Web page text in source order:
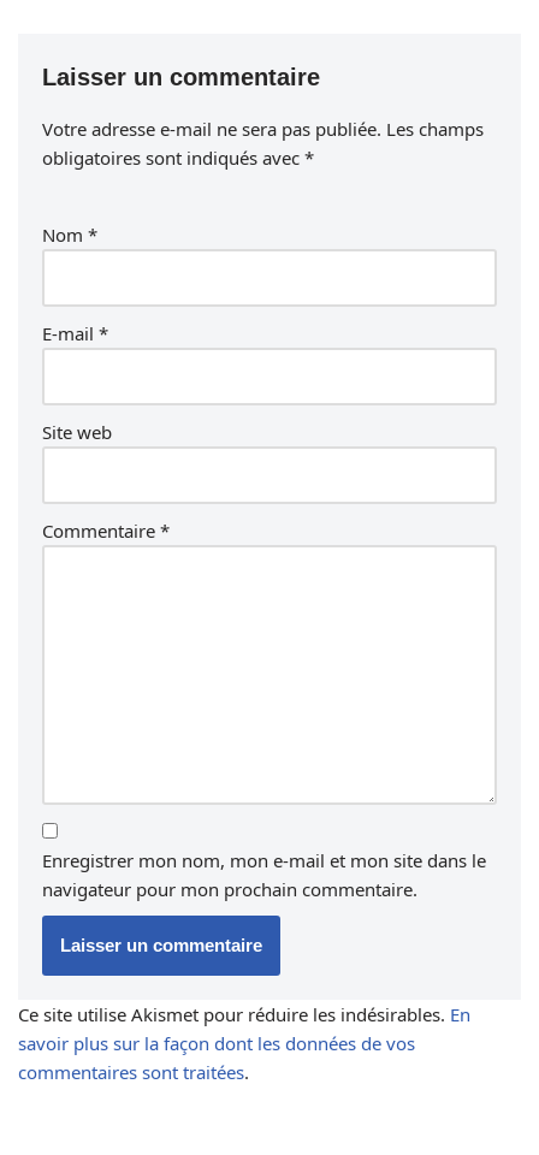
Laisser un commentaire
Votre adresse e-mail ne sera pas publiée. Les champs
obligatoires sont indiqués avec *
Nom *
E-mail *
Site web
Commentaire *
Enregistrer mon nom, mon e-mail et mon site dans le
navigateur pour mon prochain commentaire.
Ce site utilise Akismet pour réduire les indésirables. En
savoir plus sur la façon dont les données de vos
commentaires sont traitées.